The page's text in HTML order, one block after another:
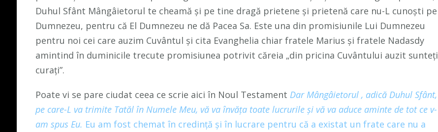
Duhul Sfânt Mângâietorul te cheamă și pe tine dragă prietene și prietenă care nu-L cunoști pe
Dumnezeu, pentru că El Dumnezeu ne dă Pacea Sa. Este una din promisiunile Lui Dumnezeu
pentru noi cei care auzim Cuvântul și cita Evanghelia chiar fratele Marius și fratele Nadasdy
amintind în duminicile trecute promisiunea potrivit căreia „din pricina Cuvântului auzit sunteți
curați”.
Poate vi se pare ciudat ceea ce scrie aici în Noul Testament Dar Mângâietorul , adică Duhul Sfânt,
pe care-L va trimite Tatăl în Numele Meu, vă va învăţa toate lucrurile şi vă va aduce aminte de tot ce v-
am spus Eu. Eu am fost chemat în credință și în lucrare pentru că a existat un frate care nu a